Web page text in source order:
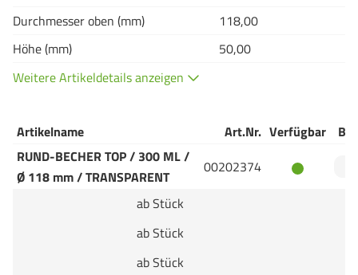
Durchmesser oben (mm)
118,00
Höhe (mm)
50,00
Weitere Artikeldetails anzeigen
Artikelname Art.Nr. Verfügbar
RUND-BECHER TOP / 300 ML /
Ø 118 mm / TRANSPARENT
00202374
ab Stück
ab Stück
ab Stück